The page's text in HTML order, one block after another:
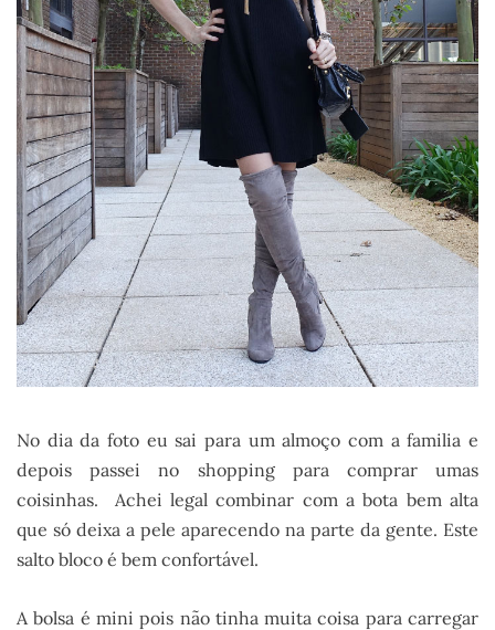
No dia da foto eu sai para um almoço com a familia e
depois passei no shopping para comprar umas
coisinhas. Achei legal combinar com a bota bem alta
que só deixa a pele aparecendo na parte da gente. Este
salto bloco é bem confortável.
A bolsa é mini pois não tinha muita coisa para carregar